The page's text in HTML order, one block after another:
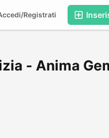
Registrati
- Anima